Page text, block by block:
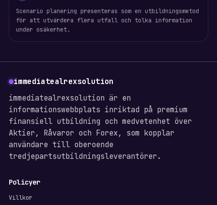
Scenario planering presenteras som en utbildningsmetod
för att utvärdera flera utfall och tolka information
under osäkerhet.
immediatealrexsolution
immediatealrexsolution är en
informationswebbplats inriktad på premium
finansiell utbildning och medvetenhet över
Aktier, Råvaror och Forex, som kopplar
användare till oberoende
tredjepartsutbildningsleverantörer.
Policyer
Villkor